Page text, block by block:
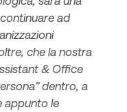
ad
che la nostra
& Office
dentro, a
appunto le